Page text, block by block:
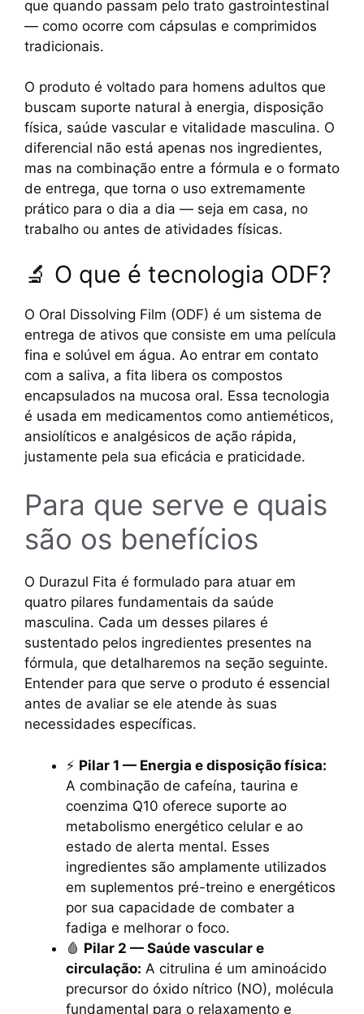
que quando passam pelo trato gastrointestinal
— como ocorre com cápsulas e comprimidos
tradicionais.
O produto é voltado para homens adultos que
buscam suporte natural à energia, disposição
física, saúde vascular e vitalidade masculina. O
diferencial não está apenas nos ingredientes,
mas na combinação entre a fórmula e o formato
de entrega, que torna o uso extremamente
prático para o dia a dia — seja em casa, no
trabalho ou antes de atividades físicas.
🔬 O que é tecnologia ODF?
O Oral Dissolving Film (ODF) é um sistema de
entrega de ativos que consiste em uma película
fina e solúvel em água. Ao entrar em contato
com a saliva, a fita libera os compostos
encapsulados na mucosa oral. Essa tecnologia
é usada em medicamentos como antieméticos,
ansiolíticos e analgésicos de ação rápida,
justamente pela sua eficácia e praticidade.
Para que serve e quais
são os benefícios
O Durazul Fita é formulado para atuar em
quatro pilares fundamentais da saúde
masculina. Cada um desses pilares é
sustentado pelos ingredientes presentes na
fórmula, que detalharemos na seção seguinte.
Entender para que serve o produto é essencial
antes de avaliar se ele atende às suas
necessidades específicas.
⚡ Pilar 1 — Energia e disposição física:
A combinação de cafeína, taurina e
coenzima Q10 oferece suporte ao
metabolismo energético celular e ao
estado de alerta mental. Esses
ingredientes são amplamente utilizados
em suplementos pré-treino e energéticos
por sua capacidade de combater a
fadiga e melhorar o foco.
🩸 Pilar 2 — Saúde vascular e
circulação: A citrulina é um aminoácido
precursor do óxido nítrico (NO), molécula
fundamental para o relaxamento e